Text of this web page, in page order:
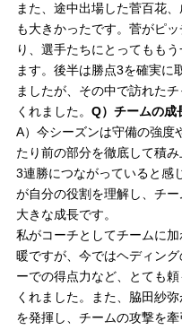
また、途中出場した菅百花
も大きかったです。菅がピ
り、選手たちにとってもも
ます。後半は勝点3を確実に
ましたが、その中で訪れた
くれました。 Q）チームの成
A）今シーズンは守備の強度
たり前の部分を徹底して積
3連勝につながっていると感
が自分の役割を理解し、チ
大きな成長です。
私がコーチとしてチームに
暖ですが、今ではヘディン
ーでの得点力など、とても
くれました。また、脇田紗
を発揮し、チームの攻撃を